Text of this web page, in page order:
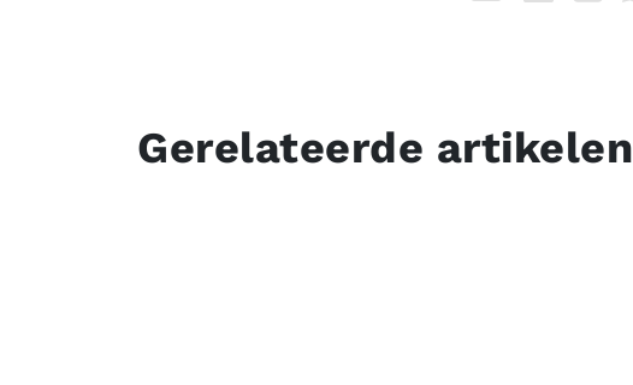
Gerelateerde artikelen